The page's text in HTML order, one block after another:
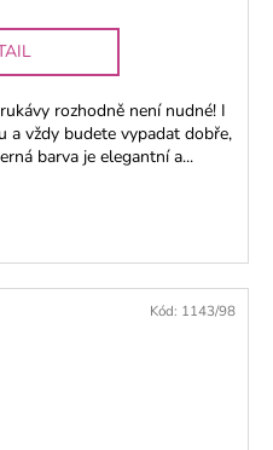
rozhodně není nudné! I
a vždy budete vypadat dobře,
barva je elegantní a...
Kód: 1143/98